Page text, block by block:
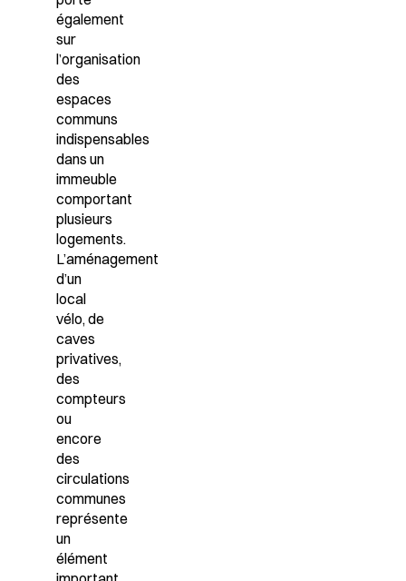
également
sur
l’organisation
des
espaces
communs
indispensables
dans un
immeuble
comportant
plusieurs
logements.
L’aménagement
d’un
local
vélo, de
caves
privatives,
des
compteurs
ou
encore
des
circulations
communes
représente
un
élément